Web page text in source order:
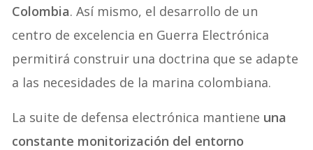
Colombia. Así mismo, el desarrollo de un
centro de excelencia en Guerra Electrónica
permitirá construir una doctrina que se adapte
a las necesidades de la marina colombiana.
La suite de defensa electrónica mantiene una
constante monitorización del entorno